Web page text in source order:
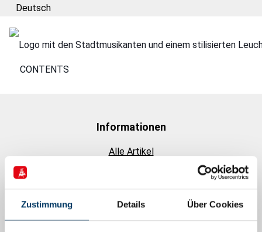
Zustimmung Details Über Cookies
Deutsch
CONTENTS
Informationen
Alle Artikel
EFRE-Förderung